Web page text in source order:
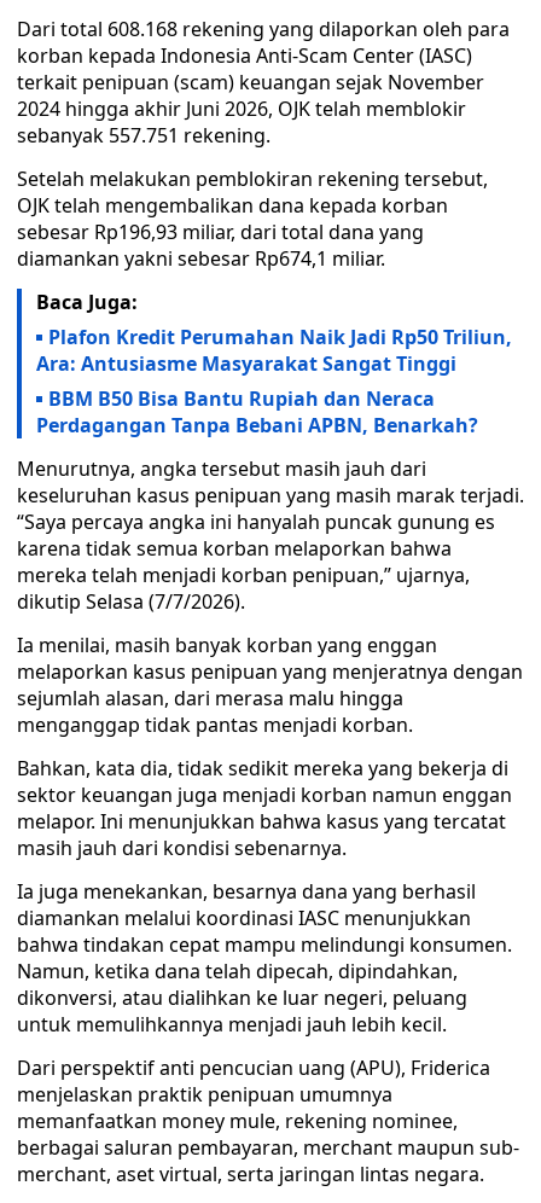
Dari total 608.168 rekening yang dilaporkan oleh para
korban kepada Indonesia Anti-Scam Center (IASC)
terkait penipuan (scam) keuangan sejak November
2024 hingga akhir Juni 2026, OJK telah memblokir
sebanyak 557.751 rekening.
Setelah melakukan pemblokiran rekening tersebut,
OJK telah mengembalikan dana kepada korban
sebesar Rp196,93 miliar, dari total dana yang
diamankan yakni sebesar Rp674,1 miliar.
Baca Juga:
Plafon Kredit Perumahan Naik Jadi Rp50 Triliun,
Ara: Antusiasme Masyarakat Sangat Tinggi
BBM B50 Bisa Bantu Rupiah dan Neraca
Perdagangan Tanpa Bebani APBN, Benarkah?
Menurutnya, angka tersebut masih jauh dari
keseluruhan kasus penipuan yang masih marak terjadi.
“Saya percaya angka ini hanyalah puncak gunung es
karena tidak semua korban melaporkan bahwa
mereka telah menjadi korban penipuan,” ujarnya,
dikutip Selasa (7/7/2026).
Ia menilai, masih banyak korban yang enggan
melaporkan kasus penipuan yang menjeratnya dengan
sejumlah alasan, dari merasa malu hingga
menganggap tidak pantas menjadi korban.
Bahkan, kata dia, tidak sedikit mereka yang bekerja di
sektor keuangan juga menjadi korban namun enggan
melapor. Ini menunjukkan bahwa kasus yang tercatat
masih jauh dari kondisi sebenarnya.
Ia juga menekankan, besarnya dana yang berhasil
diamankan melalui koordinasi IASC menunjukkan
bahwa tindakan cepat mampu melindungi konsumen.
Namun, ketika dana telah dipecah, dipindahkan,
dikonversi, atau dialihkan ke luar negeri, peluang
untuk memulihkannya menjadi jauh lebih kecil.
Dari perspektif anti pencucian uang (APU), Friderica
menjelaskan praktik penipuan umumnya
memanfaatkan money mule, rekening nominee,
berbagai saluran pembayaran, merchant maupun sub-
merchant, aset virtual, serta jaringan lintas negara.